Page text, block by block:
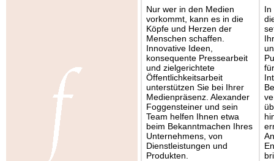
Nur wer in den Medien
vorkommt, kann es in die
Köpfe und Herzen der
Menschen schaffen.
Innovative Ideen,
konsequente Pressearbeit
und zielgerichtete
Öffentlichkeitsarbeit
unterstützen Sie bei Ihrer
Medienpräsenz. Alexander
Foggensteiner und sein
Team helfen Ihnen etwa
beim Bekanntmachen Ihres
Unternehmens, von
Dienstleistungen und
Produkten.
In